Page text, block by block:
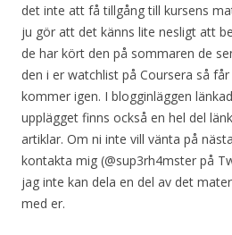
det inte att få tillgång till kursens
ju gör att det känns lite nesligt att
de har kört den på sommaren de
den i er watchlist på Coursera så
kommer igen. I blogginläggen
upplägget finns också en hel del
artiklar. Om ni inte vill vänta på
kontakta mig (@sup3rh4mster på
jag inte kan dela en del av det
med er.